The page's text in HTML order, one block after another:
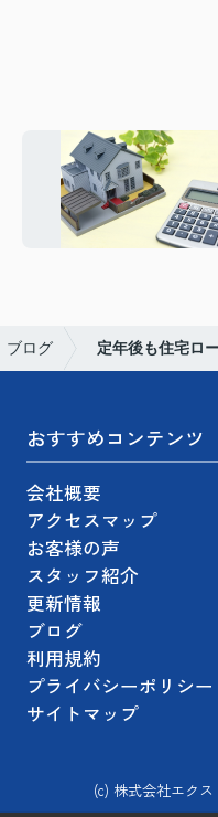
ブログ 定年後も住宅ロ
おすすめコンテンツ
会社概要
アクセスマップ
お客様の声
スタッフ紹介
更新情報
ブログ
利用規約
プライバシーポリシー
サイトマップ
(c) 株式会社エク